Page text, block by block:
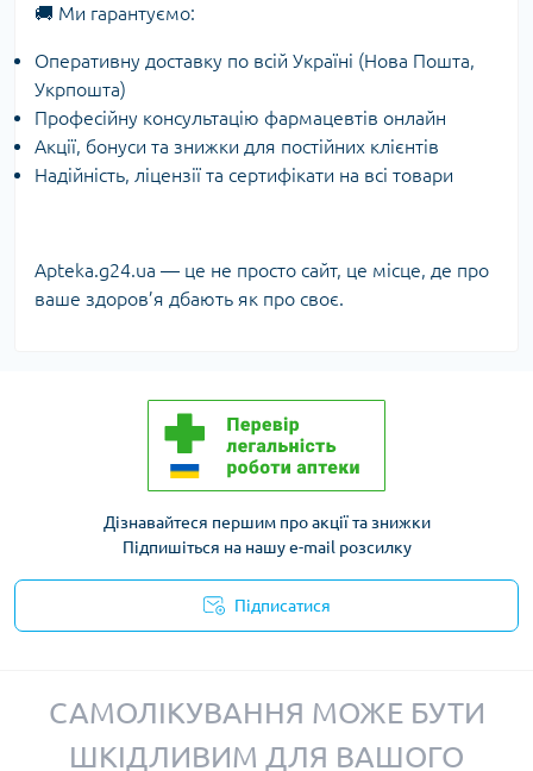
🚚 Ми гарантуємо:
Оперативну доставку по всій Україні (Нова Пошта,
Укрпошта)
Професійну консультацію фармацевтів онлайн
Акції, бонуси та знижки для постійних клієнтів
Надійність, ліцензії та сертифікати на всі товари
Apteka.g24.ua — це не просто сайт, це місце, де про
ваше здоров’я дбають як про своє.
Дізнавайтеся першим про акції та знижки
Підпишіться на нашу e-mail розсилку
Підписатися
САМОЛІКУВАННЯ МОЖЕ БУТИ
ШКІДЛИВИМ ДЛЯ ВАШОГО